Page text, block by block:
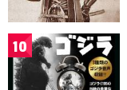
10